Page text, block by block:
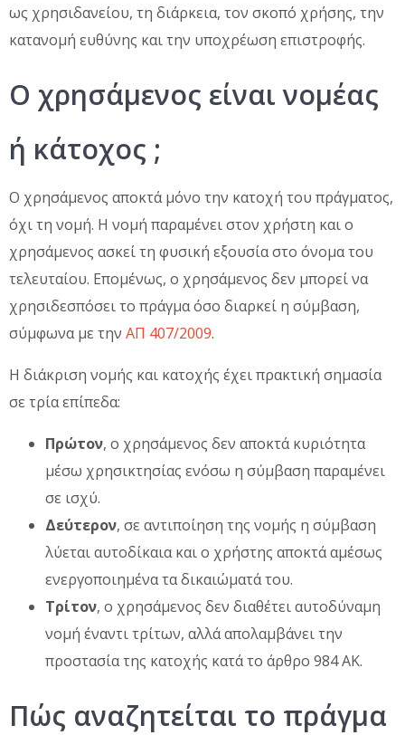
ως χρησιδανείου, τη διάρκεια, τον σκοπό χρήσης, την
κατανομή ευθύνης και την υποχρέωση επιστροφής.
Ο χρησάμενος είναι νομέας
ή κάτοχος ;
Ο χρησάμενος αποκτά μόνο την κατοχή του πράγματος,
όχι τη νομή. Η νομή παραμένει στον χρήστη και ο
χρησάμενος ασκεί τη φυσική εξουσία στο όνομα του
τελευταίου. Επομένως, ο χρησάμενος δεν μπορεί να
χρησιδεσπόσει το πράγμα όσο διαρκεί η σύμβαση,
σύμφωνα με την ΑΠ 407/2009.
Η διάκριση νομής και κατοχής έχει πρακτική σημασία
σε τρία επίπεδα:
Πρώτον, ο χρησάμενος δεν αποκτά κυριότητα
μέσω χρησικτησίας ενόσω η σύμβαση παραμένει
σε ισχύ.
Δεύτερον, σε αντιποίηση της νομής η σύμβαση
λύεται αυτοδίκαια και ο χρήστης αποκτά αμέσως
ενεργοποιημένα τα δικαιώματά του.
Τρίτον, ο χρησάμενος δεν διαθέτει αυτοδύναμη
νομή έναντι τρίτων, αλλά απολαμβάνει την
προστασία της κατοχής κατά το άρθρο 984 ΑΚ.
Πώς αναζητείται το πράγμα